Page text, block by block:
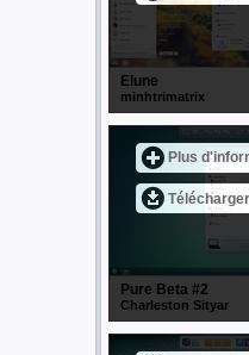
Elune
minhtrimatrix
Pure Beta #2
Charleston Sityar
Plus
Télécharger